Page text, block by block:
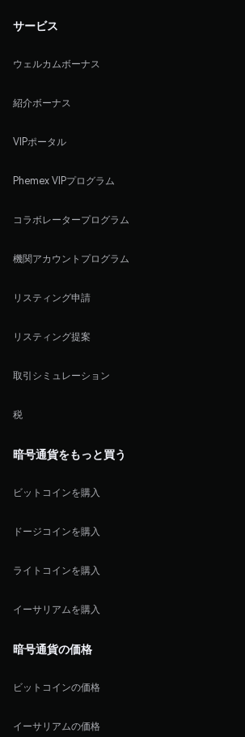
サービス
ウェルカムボーナス
紹介ボーナス
VIPポータル
Phemex VIPプログラム
コラボレータープログラム
機関アカウントプログラム
リスティング申請
リスティング提案
取引シミュレーション
税
暗号通貨をもっと買う
ビットコインを購入
ドージコインを購入
ライトコインを購入
イーサリアムを購入
暗号通貨の価格
ビットコインの価格
イーサリアムの価格